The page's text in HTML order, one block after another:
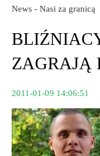
News - Nasi za granicą
ZAGRAJĄ
2011-01-09 14:06:51